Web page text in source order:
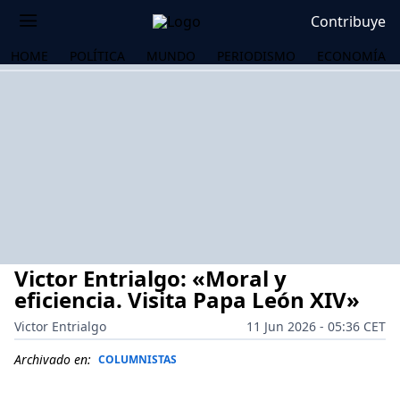
Contribuye
HOME POLÍTICA MUNDO PERIODISMO ECONOMÍA
Victor Entrialgo: «Moral y
eficiencia. Visita Papa León XIV»
Victor Entrialgo
11 Jun 2026 - 05:36 CET
Archivado en: COLUMNISTAS